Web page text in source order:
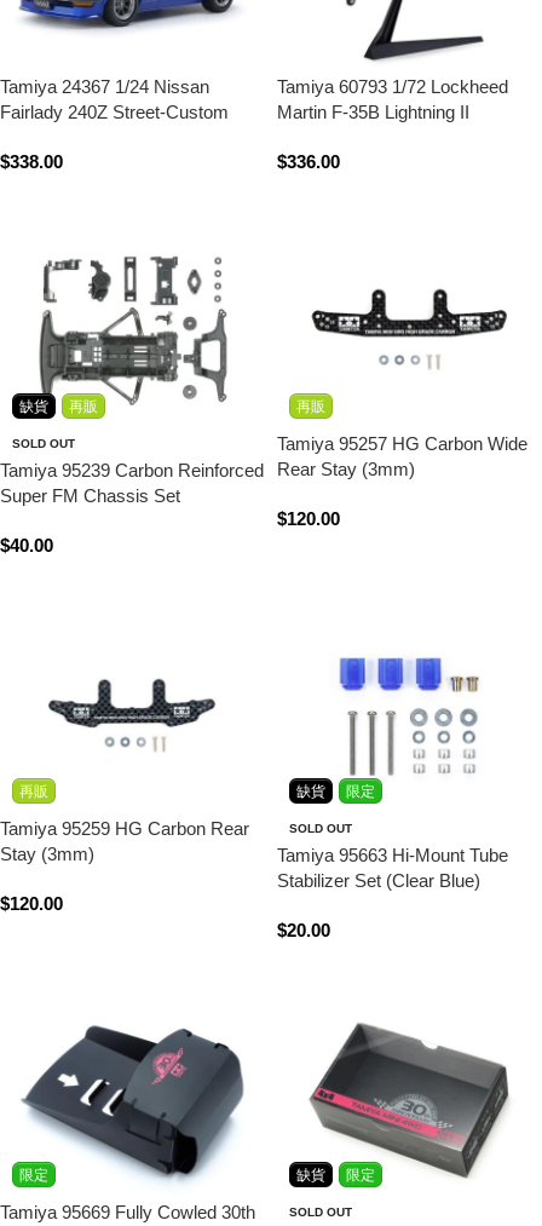
Tamiya 24367 1/24 Nissan
Fairlady 240Z Street-Custom
$338.00
Tamiya 60793 1/72 Lockheed
Martin F-35B Lightning II
$336.00
缺貨 再販
SOLD OUT
Tamiya 95239 Carbon Reinforced
Super FM Chassis Set
$40.00
再販
Tamiya 95257 HG Carbon Wide
Rear Stay (3mm)
$120.00
再販
Tamiya 95259 HG Carbon Rear
Stay (3mm)
$120.00
缺貨 限定
SOLD OUT
Tamiya 95663 Hi-Mount Tube
Stabilizer Set (Clear Blue)
$20.00
限定
Tamiya 95669 Fully Cowled 30th
缺貨 限定
SOLD OUT